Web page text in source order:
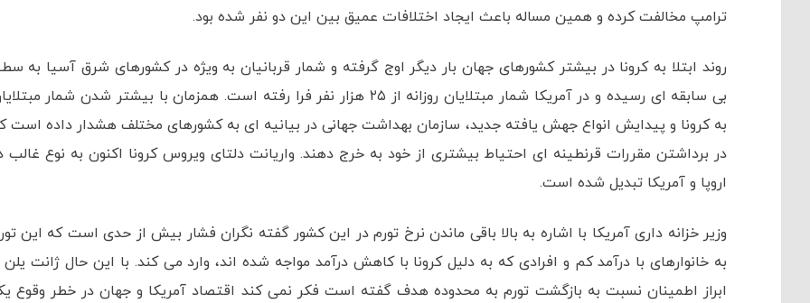
ترامپ مخالفت کرده و همین مساله باعث ایجاد اختلافات عمیق بین این دو نفر شده بود.
روند ابتلا به کرونا در بیشتر کشورهای جهان بار دیگر اوج گرفته و شمار قربانیان به ویژه در کشورهای شرق آسیا به
بی سابقه ای رسیده و در آمریکا شمار مبتلایان روزانه از ۲۵ هزار نفر فرا رفته است. همزمان با بیشتر شدن شمار
به کرونا و پیدایش انواع جهش یافته جدید، سازمان بهداشت جهانی در بیانیه ای به کشورهای مختلف هشدار داده است
در برداشتن مقررات قرنطینه ای احتیاط بیشتری از خود به خرج دهند. واریانت دلتای ویروس کرونا اکنون به نوع غالب
اروپا و آمریکا تبدیل شده است.
وزیر خزانه داری آمریکا با اشاره به بالا باقی ماندن نرخ تورم در این کشور گفته نگران فشار بیش از حدی است که این
به خانوارهای با درآمد کم و افرادی که به دلیل کرونا با کاهش درآمد مواجه شده اند، وارد می کند. با این حال ژانت یلن
ابراز اطمینان نسبت به بازگشت تورم به محدوده هدف گفته است فکر نمی کند اقتصاد آمریکا و جهان در خطر وقوع